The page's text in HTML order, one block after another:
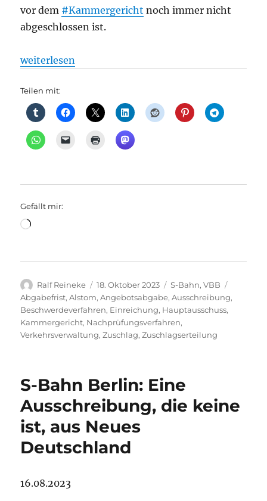
vor dem #Kammergericht noch immer nicht
abgeschlossen ist.
„S-Bahn: Probleme bei Berliner Milliardenprojekt:
weiterlesen
Teilen mit:
Gefällt mir:
Wird
Autor
Ralf Reineke
Veröffentlicht
am
18. Oktober 2023 Kategorien
S-Bahn,VBB
Abgabefrist,Alstom,Angebotsabgabe,Ausschreibung,
Beschwerdeverfahren, Einreichung, Hauptausschuss,
Kammergericht, Nachprüfungsverfahren,
Verkehrsverwaltung,Zuschlag,Zuschlagserteilung
S-Bahn Berlin: Eine
Ausschreibung, die keine
ist, aus Neues
Deutschland
16.08.2023